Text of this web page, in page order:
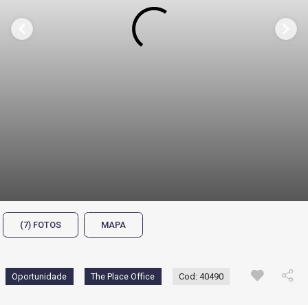
(7) FOTOS MAPA
Oportunidade The Place Office Cod: 40490